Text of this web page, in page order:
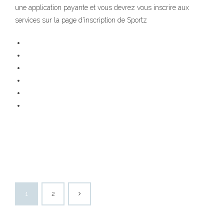
une application payante et vous devrez vous inscrire aux
services sur la page d’inscription de Sportz
1 2